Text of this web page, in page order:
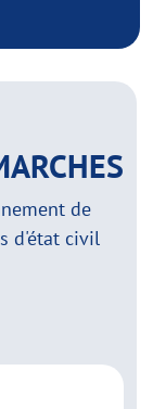
de
d'état civil